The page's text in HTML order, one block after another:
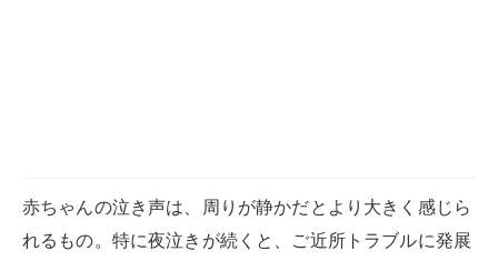
赤ちゃんの泣き声は、周りが静かだとより大きく感じら
れるもの。特に夜泣きが続くと、ご近所トラブルに発展